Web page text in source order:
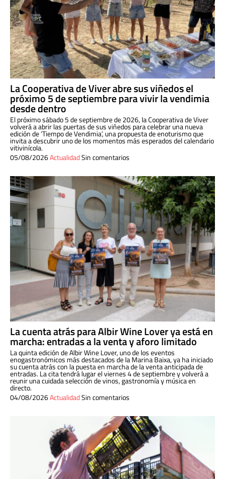
La Cooperativa de Viver abre sus viñedos el
próximo 5 de septiembre para vivir la vendimia
desde dentro
El próximo sábado 5 de septiembre de 2026, la Cooperativa de Viver
volverá a abrir las puertas de sus viñedos para celebrar una nueva
edición de ‘Tiempo de Vendimia’, una propuesta de enoturismo que
invita a descubrir uno de los momentos más esperados del calendario
vitivinícola.
05/08/2026ActualidadSin comentarios
La cuenta atrás para Albir Wine Lover ya está en
marcha: entradas a la venta y aforo limitado
La quinta edición de Albir Wine Lover, uno de los eventos
enogastronómicos más destacados de la Marina Baixa, ya ha iniciado
su cuenta atrás con la puesta en marcha de la venta anticipada de
entradas. La cita tendrá lugar el viernes 4 de septiembre y volverá a
reunir una cuidada selección de vinos, gastronomía y música en
directo.
04/08/2026ActualidadSin comentarios